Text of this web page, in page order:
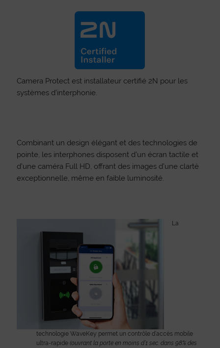
Camera Protect est installateur certifié 2N pour les
systèmes d’interphonie.
Combinant un design élégant et des technologies de
pointe, les interphones disposent d’un écran tactile et
d’une caméra Full HD, offrant des images d’une clarté
exceptionnelle, même en faible luminosité.
La
technologie WaveKey permet un contrôle d’accès mobile
ultra-rapide (ouvrant la porte en moins d’1 sec. dans 98% des